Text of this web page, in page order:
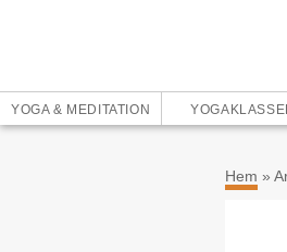
YOGA & MEDITATION
Hem »